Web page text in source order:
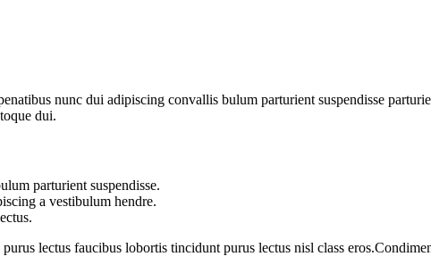
nunc dui adipiscing convallis bulum parturient suspendisse
dui.
parturient suspendisse.
a vestibulum hendre.
lectus faucibus lobortis tincidunt purus lectus nisl class